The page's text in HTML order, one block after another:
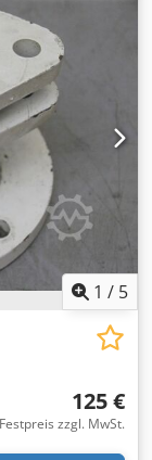
1 / 5
125 €
Festpreis zzgl. MwSt.